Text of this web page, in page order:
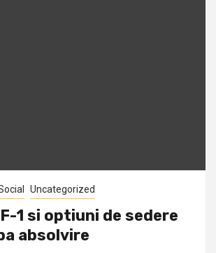
Uncategorized
1 si optiuni de sedere
absolvire